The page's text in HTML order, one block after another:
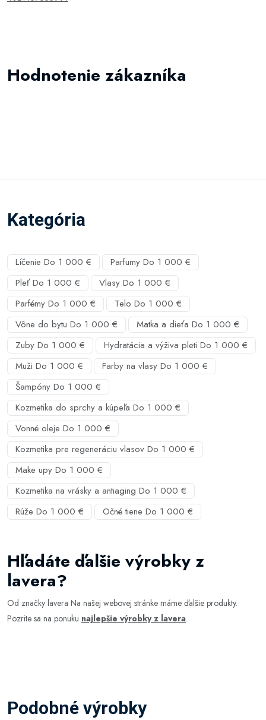
Hodnotenie zákazníka
Kategória
Líčenie Do 1 000 €
Parfumy Do 1 000 €
Pleť Do 1 000 €
Vlasy Do 1 000 €
Parfémy Do 1 000 €
Telo Do 1 000 €
Vône do bytu Do 1 000 €
Matka a dieťa Do 1 000 €
Zuby Do 1 000 €
Hydratácia a výživa pleti Do 1 000 €
Muži Do 1 000 €
Farby na vlasy Do 1 000 €
Šampóny Do 1 000 €
Kozmetika do sprchy a kúpeľa Do 1 000 €
Vonné oleje Do 1 000 €
Kozmetika pre regeneráciu vlasov Do 1 000 €
Make upy Do 1 000 €
Kozmetika na vrásky a antiaging Do 1 000 €
Rúže Do 1 000 €
Očné tiene Do 1 000 €
Hľadáte ďalšie výrobky z
lavera?
Od značky lavera Na našej webovej stránke máme ďalšie produkty.
Pozrite sa na ponuku najlepšie výrobky z lavera.
Podobné výrobky